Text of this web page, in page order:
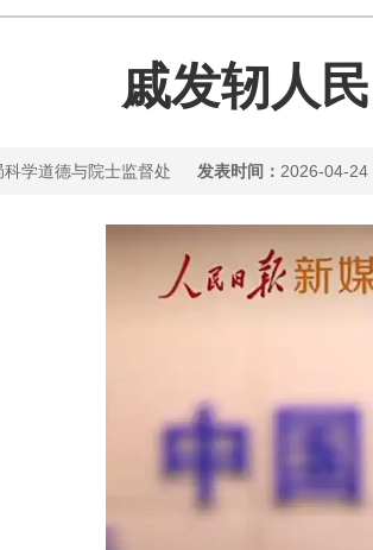
戚发轫人
科学道德与院士监督处 发表时间： 2026-04-24